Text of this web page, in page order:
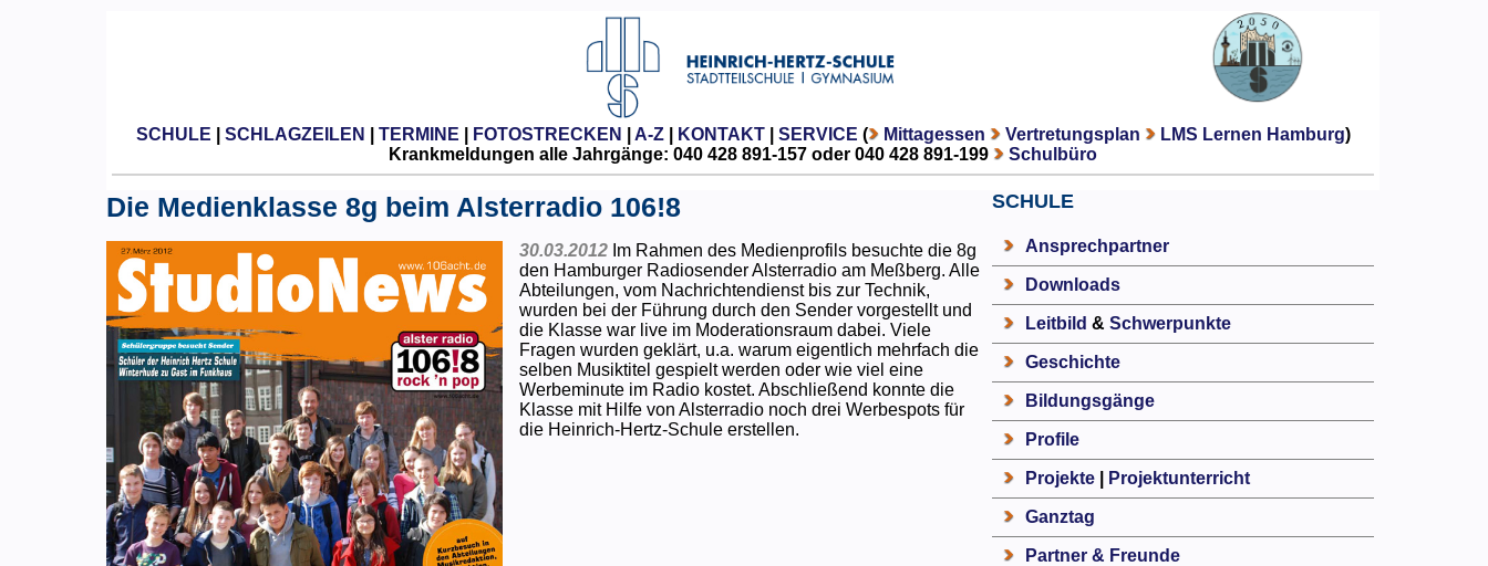
SCHULE SCHLAGZEILEN TERMINE FOTOSTRECKEN A-Z| KONTAKT| SERVICE ( Mittagessen Vertretungsplan LMS Lernen Hamburg)
Krankmeldungen alle Jahrgänge: 040 428 891-157 oder 040 428 891-199
Schulbüro
Die Medienklasse 8g beim Alsterradio 106!8
30.03.2012 Im Rahmen des Medienprofils besuchte die 8g
den Hamburger Radiosender Alsterradio am Meßberg. Alle
Abteilungen, vom Nachrichtendienst bis zur Technik,
wurden bei der Führung durch den Sender vorgestellt und
die Klasse war live im Moderationsraum dabei. Viele
Fragen wurden geklärt, u.a. warum eigentlich mehrfach die
selben Musiktitel gespielt werden oder wie viel eine
Werbeminute im Radio kostet. Abschließend konnte die
Klasse mit Hilfe von Alsterradio noch drei Werbespots für
die Heinrich-Hertz-Schule erstellen.
SCHULE
Ansprechpartner
Downloads
Leitbild & Schwerpunkte
Geschichte
Bildungsgänge
Profile
Projekte| Projektunterricht
Ganztag
Partner & Freunde